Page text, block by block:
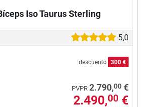
Iso Taurus Sterling
5,0
descuento 300 €
PVPR 2.790,00 €
2.490,00 €